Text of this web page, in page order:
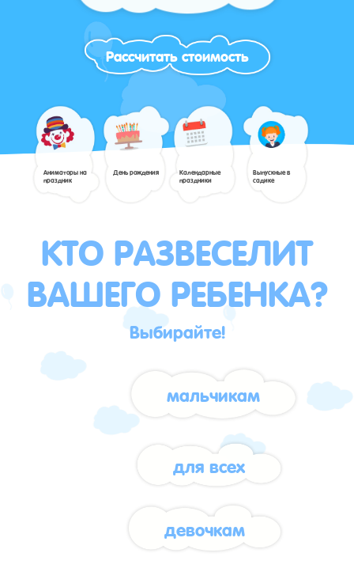
Рассчитать стоимость
Аниматоры на
праздник
День рождения Календарные
праздники
Выпускные в
садике
КТО РАЗВЕСЕЛИТ
ВАШЕГО РЕБЕНКА?
Выбирайте!
мальчикам
для всех
девочкам